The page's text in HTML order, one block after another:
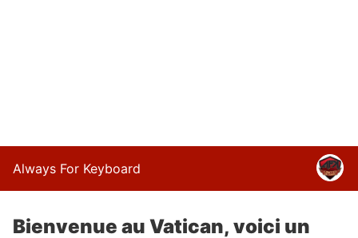
Always For Keyboard
Bienvenue au Vatican, voici un